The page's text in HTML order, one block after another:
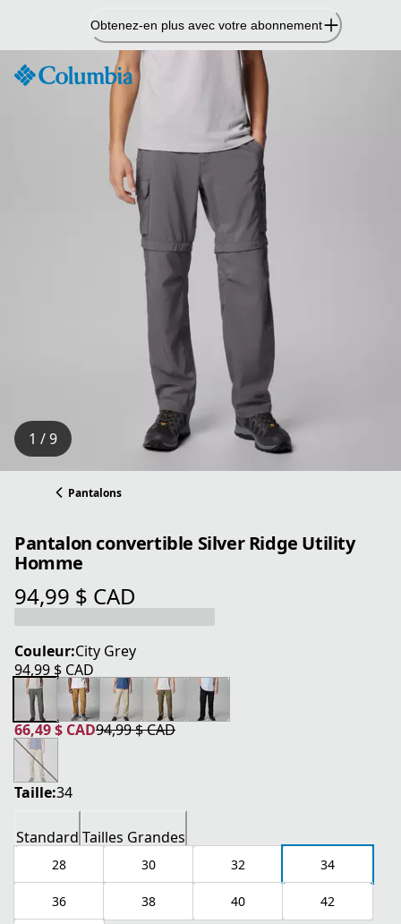
contenu
Obtenez-en plus avec votre abonnement
1 / 9
Pantalons
Pantalon convertible Silver Ridge Utility
Homme
94,99 $ CAD
prix actuel 94,99 $ CAD
Couleur:City Grey
94,99 $ CAD
prix actuel 94,99 $ CAD
66,49 $ CAD
prix actuel 66,49 $ CAD
94,99 $ CAD
prix original 94,99 $ CAD
Taille:34
Standard Tailles Grandes
28 30 32 34
36 38 40 42